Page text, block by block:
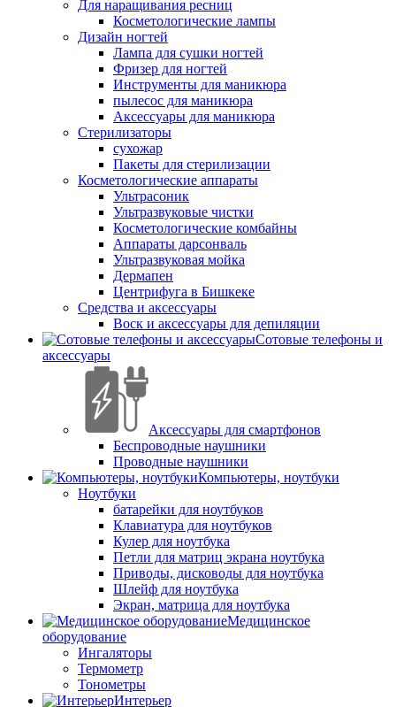
Для наращивания ресниц
Косметологические лампы
Дизайн ногтей
Лампа для сушки ногтей
Фризер для ногтей
Инструменты для маникюра
пылесос для маникюра
Аксессуары для маникюра
Стерилизаторы
сухожар
Пакеты для стерилизации
Косметологические аппараты
Ультрасоник
Ультразвуковые чистки
Косметологические комбайны
Аппараты дарсонваль
Ультразвуковая мойка
Дермапен
Центрифуга в Бишкеке
Средства и аксессуары
Воск и аксессуары для депиляции
Сотовые телефоны и
аксессуары
Аксессуары для смартфонов
Беспроводные наушники
Проводные наушники
Компьютеры, ноутбуки
Ноутбуки
батарейки для ноутбуков
Клавиатура для ноутбуков
Кулер для ноутбука
Петли для матриц экрана ноутбука
Приводы, дисководы для ноутбука
Шлейф для ноутбука
Экран, матрица для ноутбука
Медицинское
оборудование
Ингаляторы
Термометр
Тонометры
Интерьер